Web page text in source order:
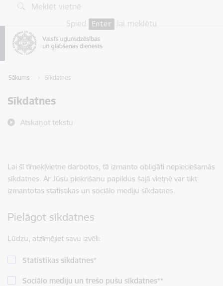
Pāriet uz lapas saturu
Spied
Enter lai meklētu
Sākums Sīkdatnes
Sīkdatnes
Atskaņot tekstu
Lai šī tīmekļvietne darbotos, tā izmanto obligāti nepieciešamās
sīkdatnes. Ar Jūsu piekrišanu papildus šajā vietnē var tikt
izmantotas statistikas un sociālo mediju sīkdatnes.
Pielāgot sīkdatnes
Lūdzu, atzīmējiet savu izvēli:
Statistikas sīkdatnes*
Sociālo mediju un trešo pušu sīkdatnes**